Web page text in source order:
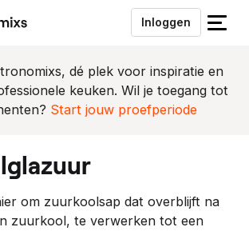
Inloggen
S
u
i
e
n
dé plek voor inspiratie en
keuken. Wil je toegang tot
Start jouw proefperiode
om zuurkoolsap dat overblijft na
zuurkool, te verwerken tot een